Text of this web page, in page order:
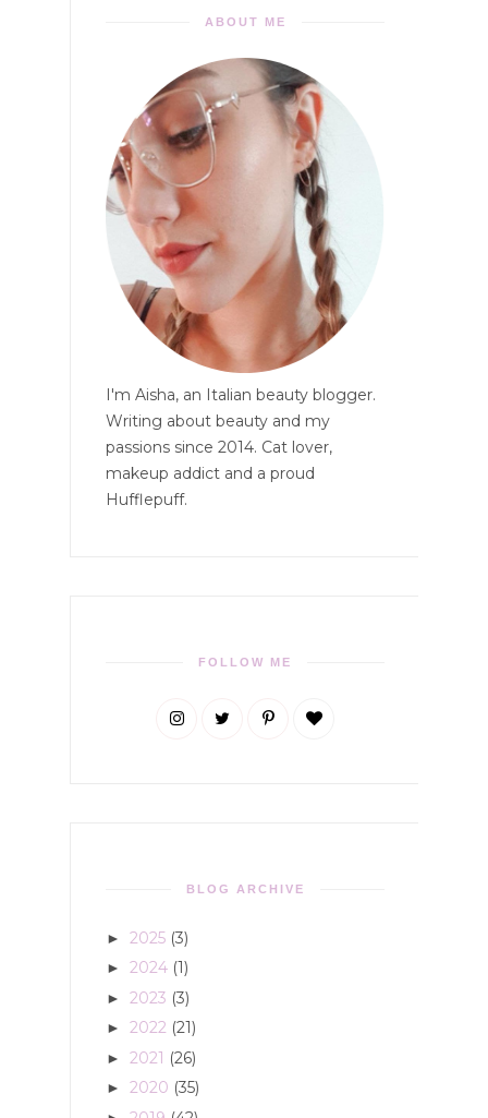
ABOUT ME
I'm Aisha, an Italian beauty blogger.
Writing about beauty and my
passions since 2014. Cat lover,
makeup addict and a proud
Hufflepuff.
FOLLOW ME
BLOG ARCHIVE
► 2025 (3)
► 2024 (1)
► 2023 (3)
► 2022 (21)
► 2021 (26)
► 2020 (35)